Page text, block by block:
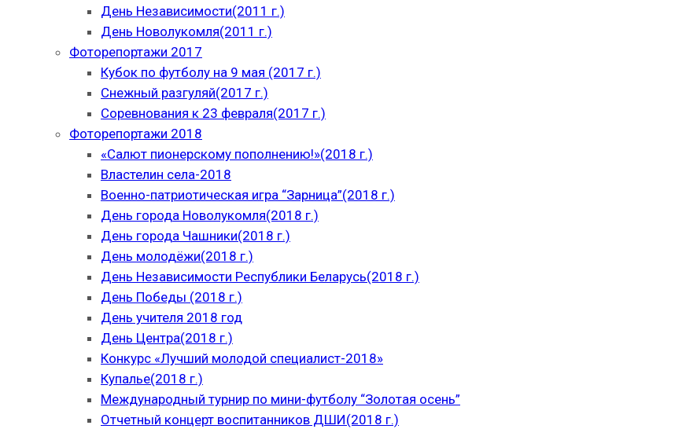
День Независимости(2011 г.)
День Новолукомля(2011 г.)
Фоторепортажи 2017
Кубок по футболу на 9 мая (2017 г.)
Снежный разгуляй(2017 г.)
Соревнования к 23 февраля(2017 г.)
Фоторепортажи 2018
«Салют пионерскому пополнению!»(2018 г.)
Властелин села-2018
Военно-патриотическая игра “Зарница”(2018 г.)
День города Новолукомля(2018 г.)
День города Чашники(2018 г.)
День молодёжи(2018 г.)
День Независимости Республики Беларусь(2018 г.)
День Победы (2018 г.)
День учителя 2018 год
День Центра(2018 г.)
Конкурс «Лучший молодой специалист-2018»
Купалье(2018 г.)
Международный турнир по мини-футболу “Золотая осень”
Отчетный концерт воспитанников ДШИ(2018 г.)